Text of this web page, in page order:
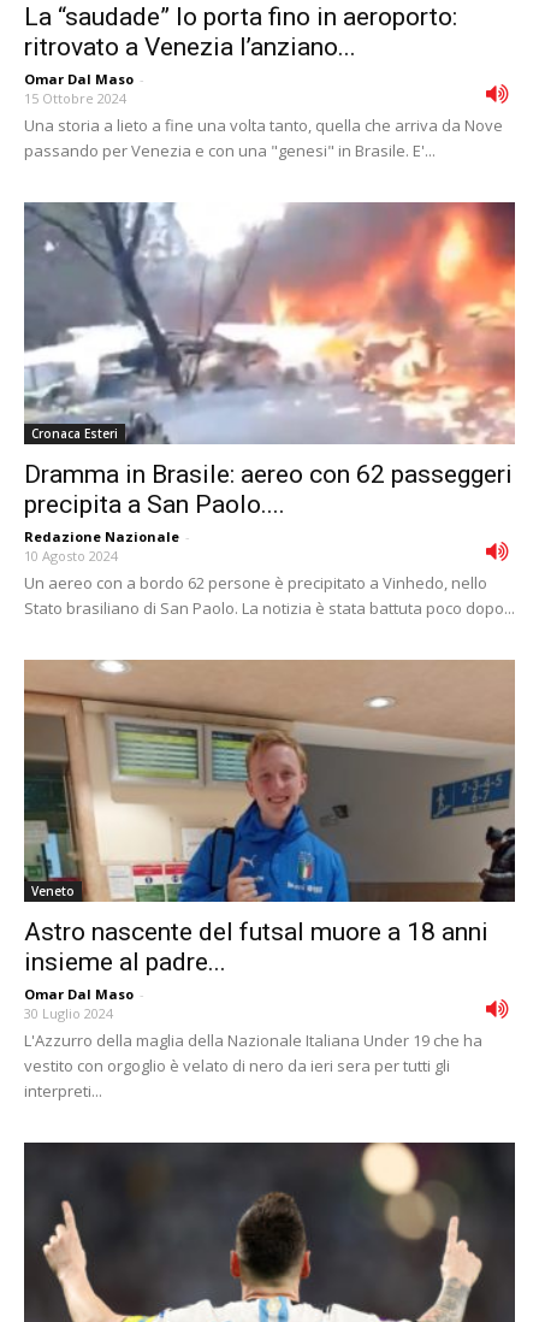
La “saudade” lo porta fino in aeroporto:
ritrovato a Venezia l’anziano...
Omar Dal Maso -
15 Ottobre 2024
Una storia a lieto a fine una volta tanto, quella che arriva da Nove
passando per Venezia e con una "genesi" in Brasile. E'...
Cronaca Esteri
Dramma in Brasile: aereo con 62 passeggeri
precipita a San Paolo....
Redazione Nazionale -
10 Agosto 2024
Un aereo con a bordo 62 persone è precipitato a Vinhedo, nello
Stato brasiliano di San Paolo. La notizia è stata battuta poco dopo...
Veneto
Astro nascente del futsal muore a 18 anni
insieme al padre...
Omar Dal Maso -
30 Luglio 2024
L'Azzurro della maglia della Nazionale Italiana Under 19 che ha
vestito con orgoglio è velato di nero da ieri sera per tutti gli
interpreti...